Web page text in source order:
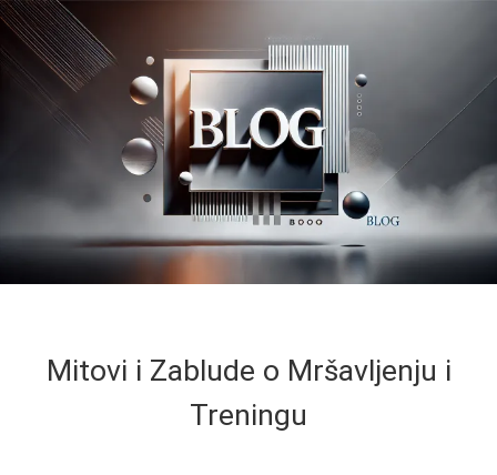
Mitovi i Zablude o Mršavljenju i
Treningu